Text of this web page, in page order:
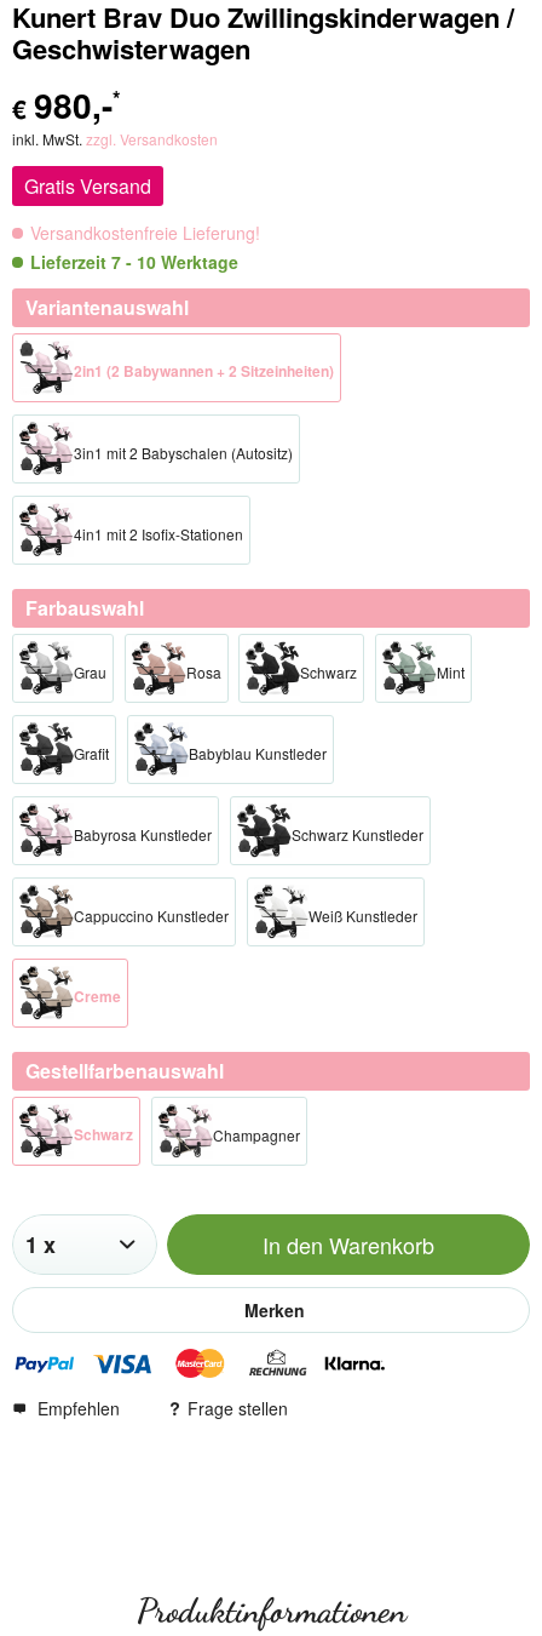
Kunert Brav Duo Zwillingskinderwagen /
Geschwisterwagen
€ 980,-*
inkl. MwSt. zzgl. Versandkosten
Gratis Versand
Versandkostenfreie Lieferung!
Lieferzeit 7 - 10 Werktage
Variantenauswahl
2in1 (2 Babywannen + 2 Sitzeinheiten)
3in1 mit 2 Babyschalen (Autositz)
4in1 mit 2 Isofix-Stationen
Farbauswahl
Grau Rosa Schwarz Mint
Grafit Babyblau Kunstleder
Babyrosa Kunstleder Schwarz Kunstleder
Cappuccino Kunstleder Weiß Kunstleder
Creme
Gestellfarbenauswahl
Schwar​z Champagner
In den Warenkorb
Merken
Empfehlen Frage stellen
Produktinformationen